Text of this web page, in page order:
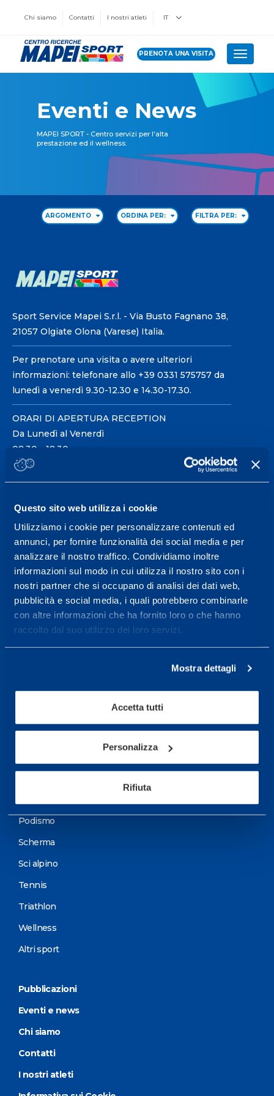
Questo sito web utilizza i cookie
Utilizziamo i cookie per personalizzare contenuti ed
annunci, per fornire funzionalità dei social media e per
analizzare il nostro traffico. Condividiamo inoltre
informazioni sul modo in cui utilizza il nostro sito con i
nostri partner che si occupano di analisi dei dati web,
pubblicità e social media, i quali potrebbero combinarle
con altre informazioni che ha fornito loro o che hanno
raccolto dal suo utilizzo dei loro servizi.
Mostra dettagli
Accetta tutti
Personalizza
Rifiuta
Chi siamo Contatti I nostri atleti IT
PRENOTA UNA VISITA Toggle
Eventi e News
MAPEI SPORT - Centro servizi per l'alta
prestazione ed il wellness.
ARGOMENTO ORDINA PER: FILTRA PER:
Sport Service Mapei S.r.l. - Via Busto Fagnano 38,
21057 Olgiate Olona (Varese) Italia.
Per prenotare una visita o avere ulteriori
informazioni: telefonare allo +39 0331 575757 da
lunedì a venerdì 9.30-12.30 e 14.30-17.30.
ORARI DI APERTURA RECEPTION
Da Lunedì al Venerdì
08.30 - 18.30
Centro servizi per l'alta
prestazione ed il
wellness.
Maggiori informazioni
Servizi
Servizi Medici
Test di valutazione
Podismo
Scherma
Sci alpino
Tennis
Triathlon
Wellness
Altri sport
Pubblicazioni
Eventi e news
Chi siamo
Contatti
I nostri atleti